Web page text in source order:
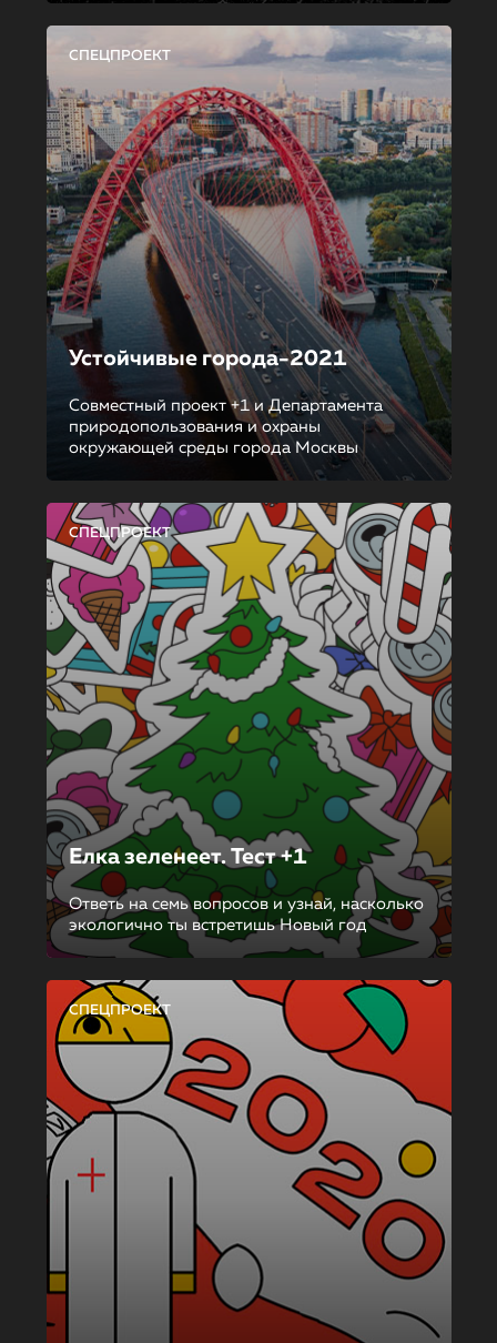
СПЕЦПРОЕКТ
Устойчивые города-2021
Совместный проект +1 и Департамента
природопользования и охраны
окружающей среды города Москвы
СПЕЦПРОЕКТ
Елка зеленеет. Тест +1
Ответь на семь вопросов и узнай, насколько
экологично ты встретишь Новый год
СПЕЦПРОЕКТ